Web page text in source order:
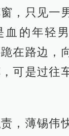
，只见一
血的年轻
在路边，
可是过往
，薄锡伟